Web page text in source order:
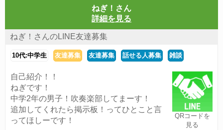
ねぎ！さん
詳細を見る
ねぎ！さんのLINE友達募集
10代:中学生 友達募集 友達募集 話せる人募集 雑談
QRコードを
見る
自己紹介！！
ねぎです！
中学2年の男子！吹奏楽部してまーす！
追加してくれたら掲示板！ってひとこと言
ってほしーです！